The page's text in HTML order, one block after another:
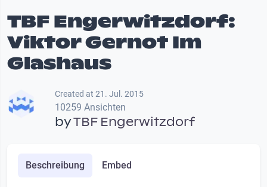
TBF Engerwitzdorf:
Viktor Gernot Im
Glashaus
Created at 21. Jul. 2015
10259 Ansichten
byTBF Engerwitzdorf
Beschreibung Embed